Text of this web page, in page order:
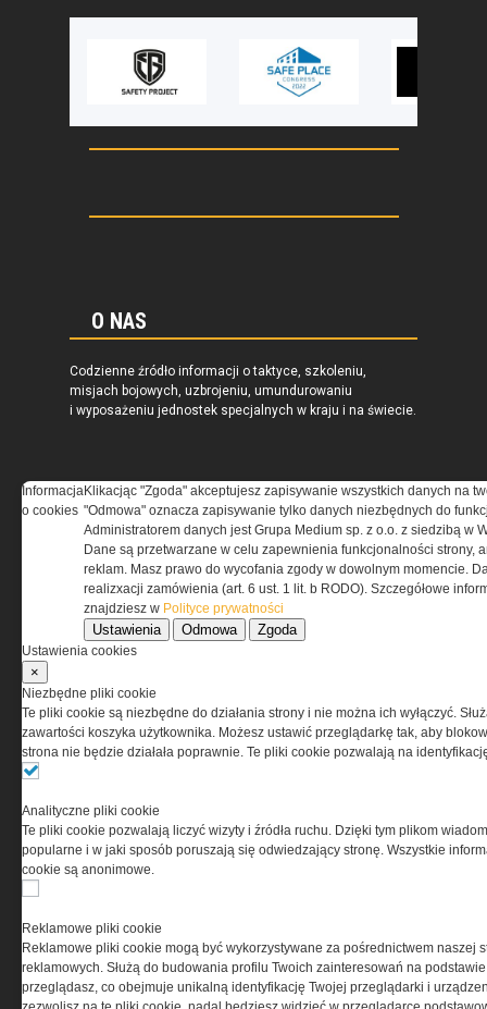
O NAS
Codzienne źródło informacji o taktyce, szkoleniu,
misjach bojowych, uzbrojeniu, umundurowaniu
i wyposażeniu jednostek specjalnych w kraju i na świecie.
REGULAMIN
Regulamin określa zasady korzystania z portalu
www.special-ops.pl
Korzystanie z portalu jest równoznaczne
przez Grupa MEDIUM Spółka z ograniczoną
odpowiedzialnością Spółka komandytowa, nr KRS:
0000537655, NIP 1132860378, REGON 146393437
(zwana dalej Grupa MEDIUM) w postaci Regulaminu.
Ta witryna wykorzystuje pliki cookies do przechowywania
informacji na Twoim komputerze. Pliki cookies stosujemy
w celu świadczenia usług na najwyższym poziomie,
Informacja
o cookies
Klikacjąc "Zgoda" akceptujesz zapisywanie wszystkich danych na
"Odmowa" oznacza zapisywanie tylko danych niezbędnych do
Administratorem danych jest Grupa Medium sp. z o.o. z siedzibą w
Dane są przetwarzane w celu zapewnienia funkcjonalności strony,
reklam. Masz prawo do wycofania zgody w dowolnym momencie.
realizxacji zamówienia (art. 6 ust. 1 lit. b RODO). Szczegółowe
znajdziesz w Polityce prywatności
Ustawienia Odmowa Zgoda
Ustawienia cookies
×
Niezbędne pliki cookie
Te pliki cookie są niezbędne do działania strony i nie można ich wyłączyć.
zawartości koszyka użytkownika. Możesz ustawić przeglądarkę tak, aby
strona nie będzie działała poprawnie. Te pliki cookie pozwalają na
Analityczne pliki cookie
Te pliki cookie pozwalają liczyć wizyty i źródła ruchu. Dzięki tym plikom
popularne i w jaki sposób poruszają się odwiedzający stronę. Wszystkie
cookie są anonimowe.
Reklamowe pliki cookie
Reklamowe pliki cookie mogą być wykorzystywane za pośrednictwem naszej
reklamowych. Służą do budowania profilu Twoich zainteresowań na
przeglądasz, co obejmuje unikalną identyfikację Twojej przeglądarki i